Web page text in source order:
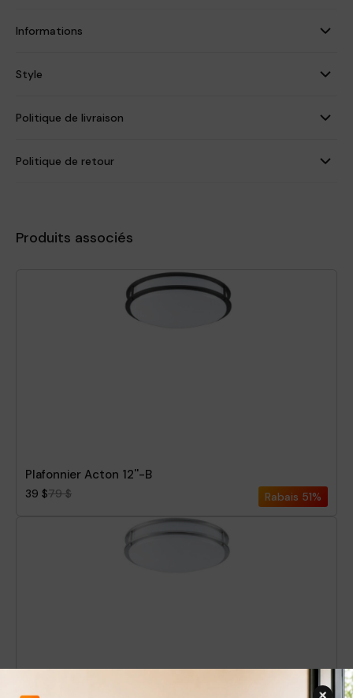
Informations
Style
Politique de livraison
Politique de retour
Produits associés
Plafonnier Acton 12''-B
39 $79 $ Rabais 51%